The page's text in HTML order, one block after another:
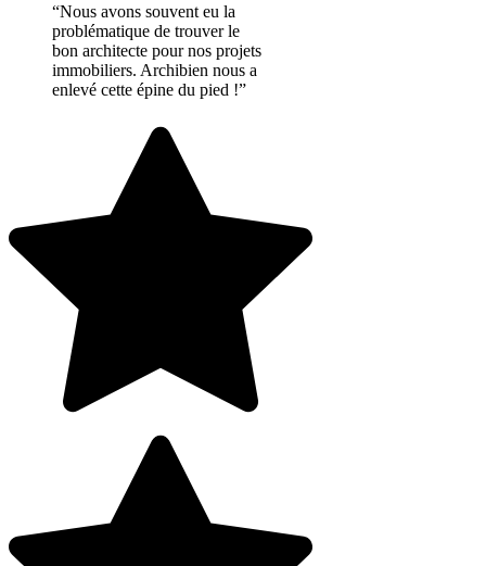
“Nous avons souvent eu la
problématique de trouver le
bon architecte pour nos projets
immobiliers. Archibien nous a
enlevé cette épine du pied !”